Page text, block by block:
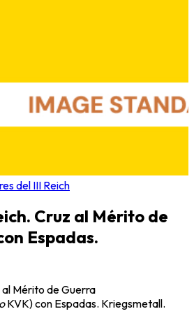
del III Reich
Cruz al Mérito de
Espadas.
al Mérito de Guerra
KVK) con Espadas. Kriegsmetall.